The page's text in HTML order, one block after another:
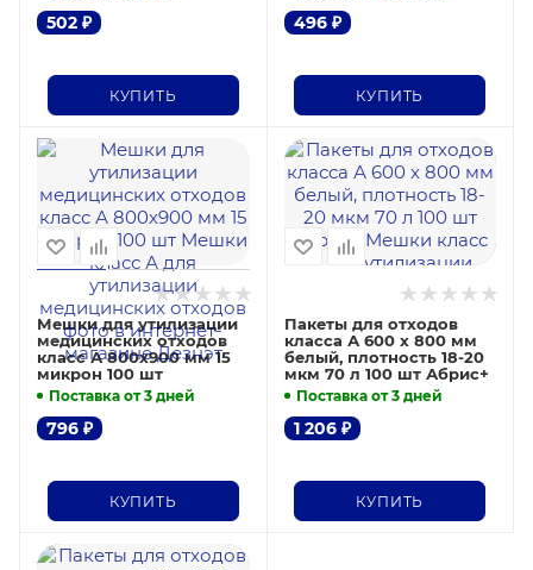
502 ₽
КУПИТЬ
496₽
КУПИТЬ
Мешки для утилизации
медицинских отходов
класс А 800х900 мм 15
микрон 100 шт
Поставка от 3 дней
796 ₽
КУПИТЬ
Пакеты для отходов
класса А 600 х 800 мм
белый, плотность 18-20
мкм 70 л 100 шт Абрис+
Поставка от 3 дней
1 206₽
КУПИТЬ